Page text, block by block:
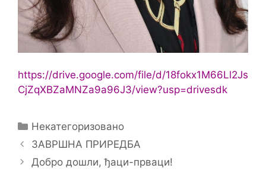
https://drive.google.com/file/d/18fokx1M66Ll2Js
CjZqXBZaMNZa9a96J3/view?usp=drivesdk
Categories
Некатегоризовано
ЗАВРШНА ПРИРЕДБА
Добро дошли, ђаци-прваци!